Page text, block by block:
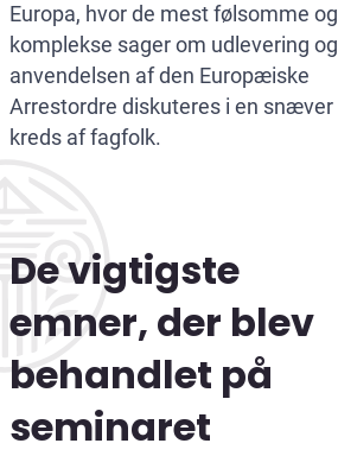
Europa, hvor de mest følsomme og
komplekse sager om udlevering og
anvendelsen af den Europæiske
Arrestordre diskuteres i en snæver
kreds af fagfolk.
De vigtigste
emner, der blev
behandlet på
seminaret